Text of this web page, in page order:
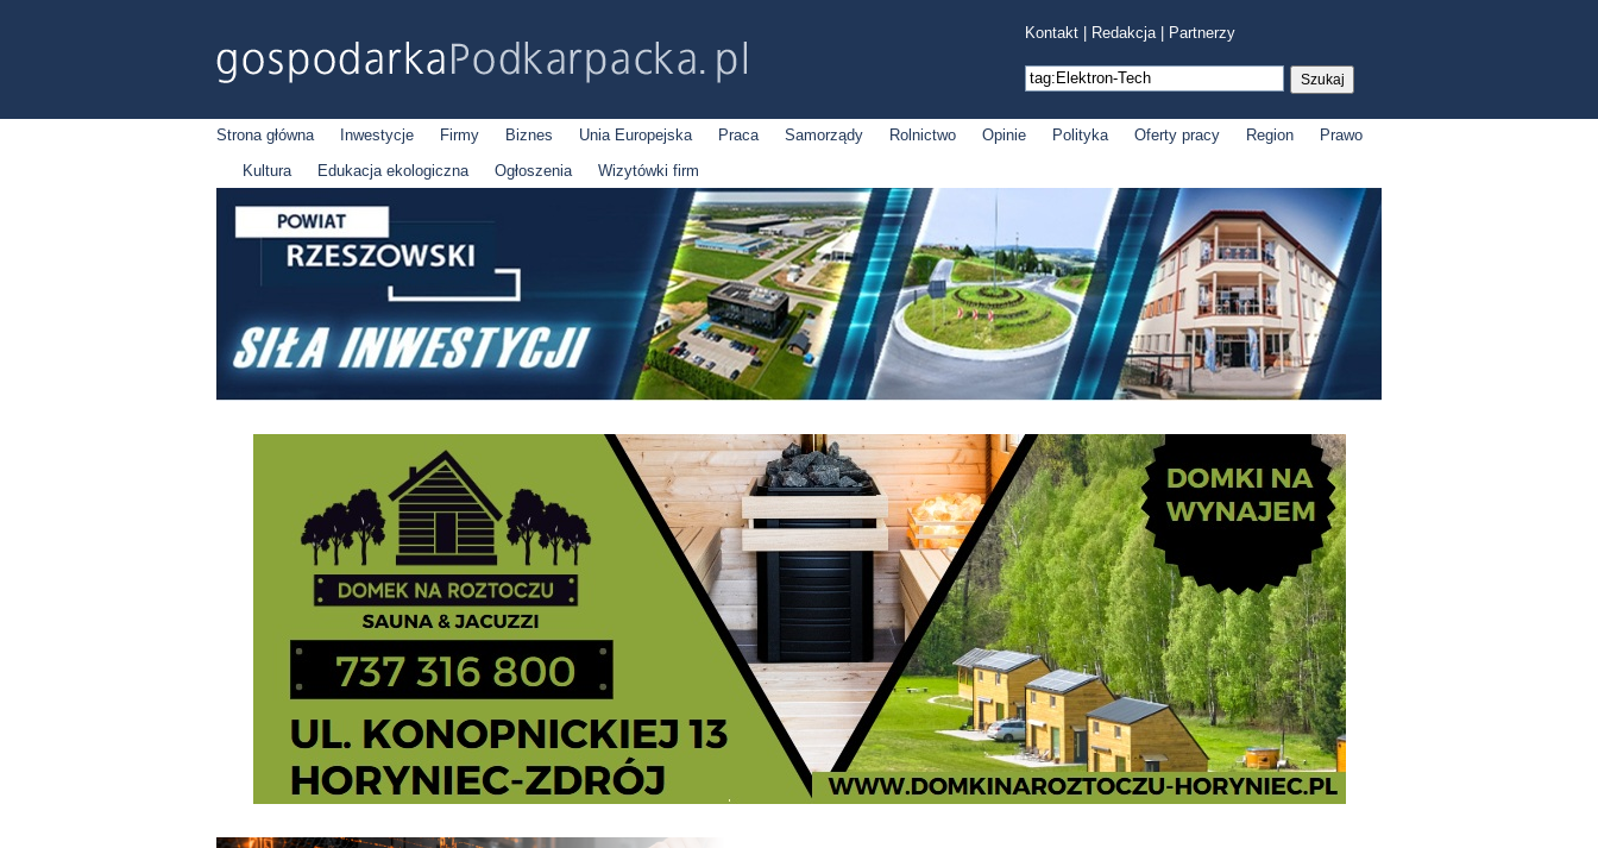
Kontakt Redakcja| Partnerzy
Strona główna Inwestycje Firmy Biznes Unia Europejska Praca Samorządy Rolnictwo Opinie Polityka Oferty pracy Region
Prawo
Kultura
Edukacja ekologiczna Ogłoszenia Wizytówki firm